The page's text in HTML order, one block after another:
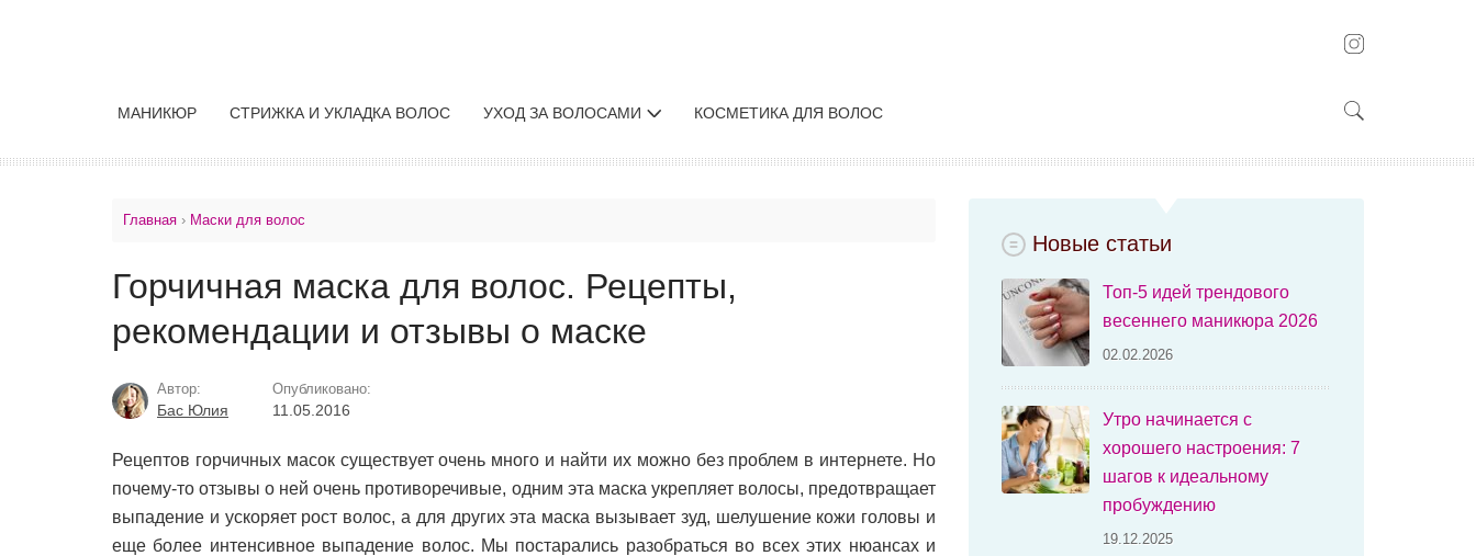
МАНИКЮР СТРИЖКА И УКЛАДКА ВОЛОС УХОД ЗА ВОЛОСАМИ КОСМЕТИКА ДЛЯ ВОЛОС
Главная › Маски для волос
Горчичная маска для волос. Рецепты,
рекомендации и отзывы о маске
Автор:
Бас Юлия
Опубликовано:
11.05.2016
Рецептов горчичных масок существует очень много и найти их можно без проблем в интернете. Но
почему-то отзывы о ней очень противоречивые, одним эта маска укрепляет волосы, предотвращает
выпадение и ускоряет рост волос, а для других эта маска вызывает зуд, шелушение кожи головы и
еще более интенсивное выпадение волос. Мы постарались разобраться во всех этих нюансах и
Новые статьи
Топ-5 идей трендового
весеннего маникюра 2026
02.02.2026
Утро начинается с
хорошего настроения: 7
шагов к идеальному
пробуждению
19.12.2025